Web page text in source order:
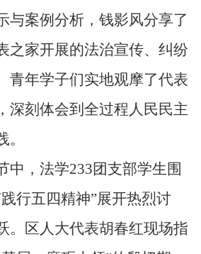
与案例分析，钱影风分享了
之家开展的法治宣传、纠纷
青年学子们实地观摩了代表
深刻体会到全过程人民民主
中，法学233团支部学生围
行五四精神”展开热烈讨
。区人大代表胡春红现场指